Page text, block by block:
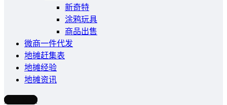
新奇特
涂鸦玩具
商品出售
微商一件代发
地摊赶集表
地摊经验
地摊资讯
写文章